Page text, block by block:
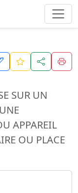
SUR UN
APPAREIL
OU PLACE